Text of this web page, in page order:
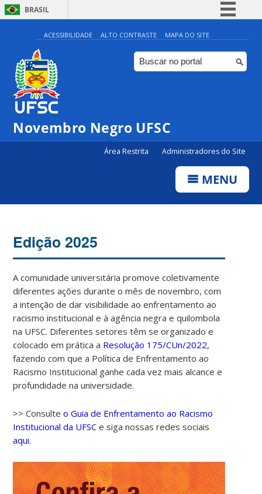
BRASIL
Simplifique!
Comunica BR
Participe
ACESSIBILIDADE ALTO CONTRASTE MAPA DO SITE
Novembro Negro UFSC
Área Restrita Administradores do Site
MENU
Edição 2025
A comunidade universitária promove coletivamente
diferentes ações durante o mês de novembro, com
a intenção de dar visibilidade ao enfrentamento ao
racismo institucional e à agência negra e quilombola
na UFSC. Diferentes setores têm se organizado e
colocado em prática a Resolução 175/CUn/2022,
fazendo com que a Política de Enfrentamento ao
Racismo Institucional ganhe cada vez mais alcance e
profundidade na universidade.
>> Consulteo Guia de Enfrentamento ao Racismo
Institucional da UFSC e siga nossas redes sociais
aqui.